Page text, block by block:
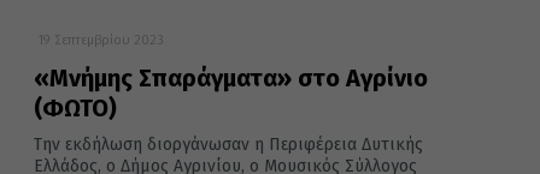
19 Σεπτεμβρίου 2023
«Μνήμης Σπαράγματα» στο Αγρίνιο
(ΦΩΤΟ)
Την εκδήλωση διοργάνωσαν η Περιφέρεια Δυτικής
Ελλάδος, ο Δήμος Αγρινίου, ο Μουσικός Σύλλογος